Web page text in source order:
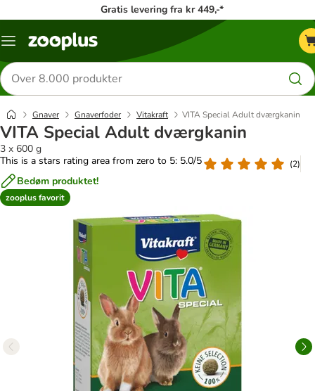
Gratis levering fra kr 449,-*
Menu
Søg
efter
produkter
Gnaver Gnaverfoder Vitakraft VITA Special Adult dværgkanin
VITA Special Adult dværgkanin
3 x 600 g
This is a stars rating area from zero to 5: 5.0/5
(2)
Bedøm produktet!
zooplus favorit